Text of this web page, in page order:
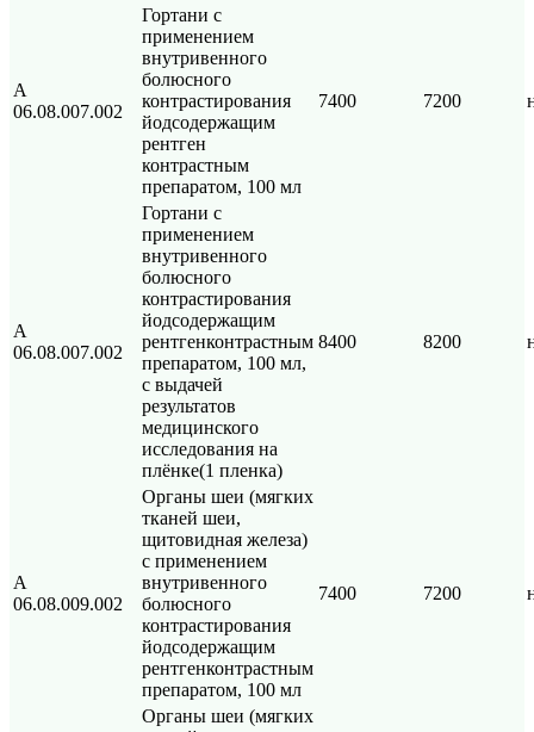
А
06.08.007.002
Гортани с
применением
внутривенного
болюсного
контрастирования
йодсодержащим
рентген
контрастным
препаратом, 100 мл
7400 7200
А
06.08.007.002
Гортани с
применением
внутривенного
болюсного
контрастирования
йодсодержащим
рентгенконтрастным
препаратом, 100 мл,
с выдачей
результатов
медицинского
исследования на
плёнке(1 пленка)
8400 8200
A
06.08.009.002
Органы шеи (мягких
тканей шеи,
щитовидная железа)
с применением
внутривенного
болюсного
контрастирования
йодсодержащим
рентгенконтрастным
препаратом, 100 мл
7400 7200
Органы шеи (мягких